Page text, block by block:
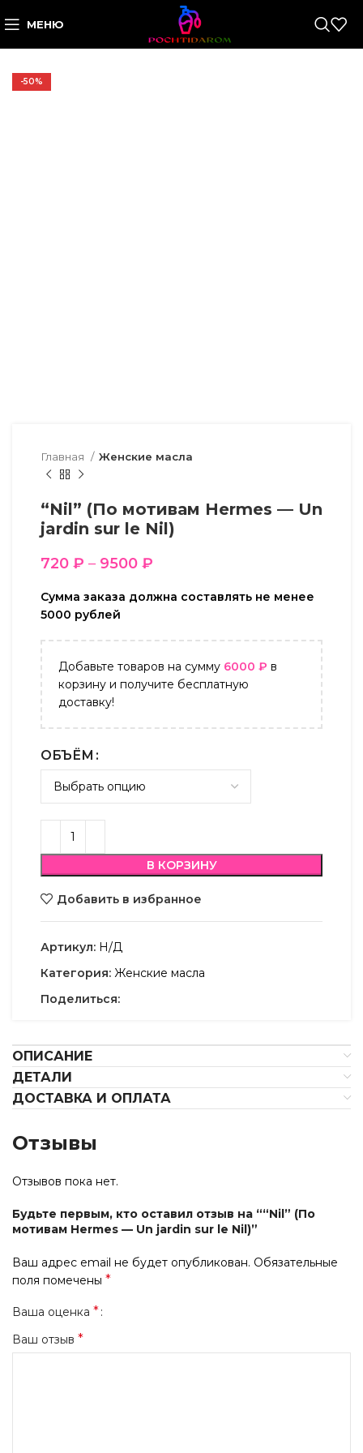
МЕНЮ
-50%
Главная Женские масла
“Nil” (По мотивам Hermes — Un
jardin sur le Nil)
720 ₽ – 9500 ₽
Сумма заказа должна составлять не менее
5000 рублей
Добавьте товаров на сумму 6000 ₽ в
корзину и получите бесплатную
доставку!
ОБЪЁМ
В КОРЗИНУ
Добавить в избранное
Артикул: Н/Д
Категория: Женские масла
Поделиться:
ОПИСАНИЕ
ДЕТАЛИ
ДОСТАВКА И ОПЛАТА
Отзывы
Отзывов пока нет.
Будьте первым, кто оставил отзыв на ““Nil” (По
мотивам Hermes — Un jardin sur le Nil)”
Ваш адрес email не будет опубликован. Обязательные
поля помечены *
Ваша оценка *
Ваш отзыв *